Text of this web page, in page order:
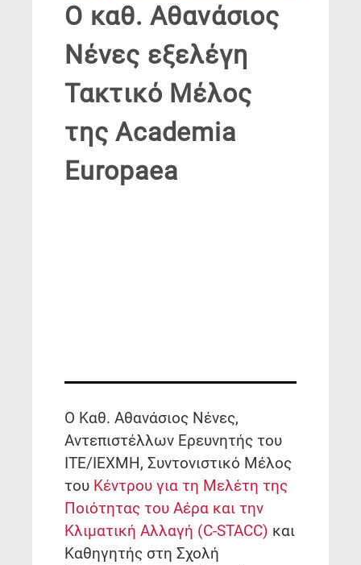
Ο καθ. Αθανάσιος
Νένες εξελέγη
Τακτικό Μέλος
της Academia
Europaea
Ο Kαθ. Αθανάσιος Νένες,
Αντεπιστέλλων Ερευνητής του
ΙΤΕ/ΙΕΧΜΗ, Συντονιστικό Μέλος
του Κέντρου για τη Μελέτη της
Ποιότητας του Αέρα και την
Κλιματική Αλλαγή (C-STACC) και
Καθηγητής στη Σχολή